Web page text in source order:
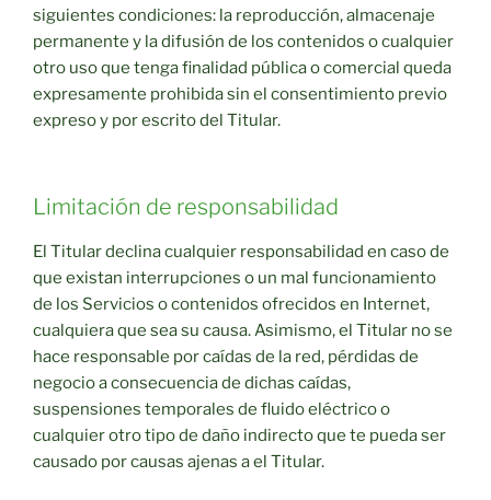
siguientes condiciones: la reproducción, almacenaje
permanente y la difusión de los contenidos o cualquier
otro uso que tenga finalidad pública o comercial queda
expresamente prohibida sin el consentimiento previo
expreso y por escrito del Titular.
Limitación de responsabilidad
El Titular declina cualquier responsabilidad en caso de
que existan interrupciones o un mal funcionamiento
de los Servicios o contenidos ofrecidos en Internet,
cualquiera que sea su causa. Asimismo, el Titular no se
hace responsable por caídas de la red, pérdidas de
negocio a consecuencia de dichas caídas,
suspensiones temporales de fluido eléctrico o
cualquier otro tipo de daño indirecto que te pueda ser
causado por causas ajenas a el Titular.